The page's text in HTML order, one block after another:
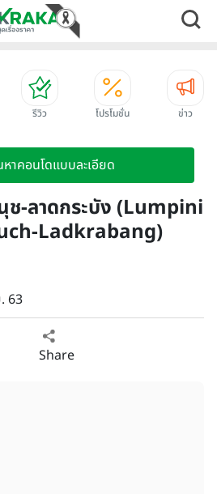
รีวิว โปรโมชั่น ข่าว
าคอนโดแบบละเอียด
-ลาดกระบัง (Lumpini
Ladkrabang)
63
Share